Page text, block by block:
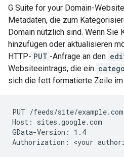
G Suite for your Domain-
Metadaten, die zum
Domain nützlich sind. Wenn Sie
hinzufügen oder aktualisieren
HTTP- PUT -Anfrage an den
Websiteeintrags, die ein
sich die fett formatierte Zeile
PUT /feeds/site/
Host: sites.google.com
GData-Version: 1.4
Authorization: <your